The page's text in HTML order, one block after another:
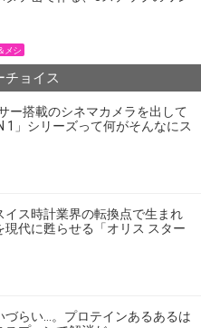
メシ
チョイス
ー搭載のシネマカメラを出して
1」シリーズって何がそんなにス
イス時計業界の転換点で生まれ
現代に甦らせる「オリス スター
づらい…。プロテインあるあるは